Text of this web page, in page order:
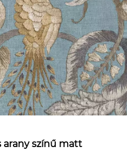
arany színű matt